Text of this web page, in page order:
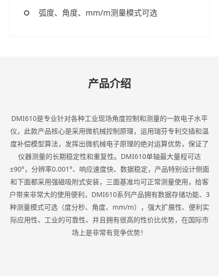
弧度、角度、mm/m测量模式可选
产品介绍
DMI610是专业针对各种工业现场角度控制和测量的一款电子水平
仪，此款产品核心是采用微机械控制原理，运用瑞芬专利交插和温
度补偿模型算法，发挥出微机械电子原理的绝对运算优势，保证了
仪器测量的长期稳定性和重复性。DMI610单轴最大量程可达
±90°，分辨率0.001°、响应速度快、数据稳定，产品特别设计侧面
和下面都采用强磁吸附式安装，三面基准均可正常测量使用，给客
户带来非常大的使用便利，DMI610系列产品拥有数据存储功能、3
种测量模式可选（度分秒、角度、mm/m），强大扩展性、便利实
际应用性、工业的可靠性、并且拥有很高的性价比优势，在国际市
场上是非常有竞争优势！